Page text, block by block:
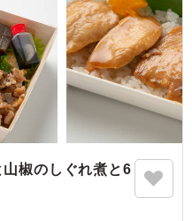
椒のしぐれ煮と6